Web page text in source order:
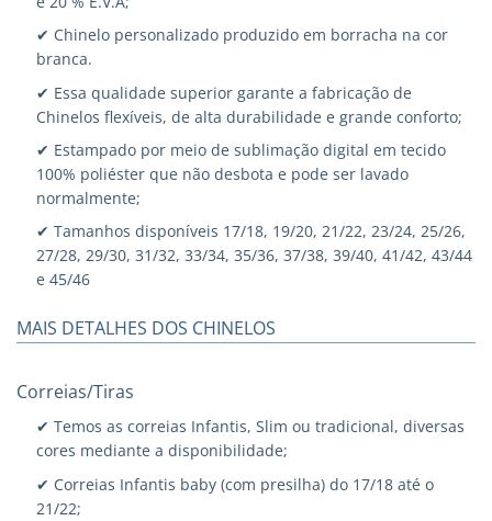
✔ Chinelo personalizado produzido em borracha na cor
branca.
✔ Essa qualidade superior garante a fabricação de
Chinelos flexíveis, de alta durabilidade e grande conforto;
✔ Estampado por meio de sublimação digital em tecido
100% poliéster que não desbota e pode ser lavado
normalmente;
✔ Tamanhos disponíveis 17/18, 19/20, 21/22, 23/24, 25/26,
27/28, 29/30, 31/32, 33/34, 35/36, 37/38, 39/40, 41/42, 43/44
e 45/46
MAIS DETALHES DOS CHINELOS
Correias/Tiras
✔ Temos as correias Infantis, Slim ou tradicional, diversas
cores mediante a disponibilidade;
✔ Correias Infantis baby (com presilha) do 17/18 até o
21/22;